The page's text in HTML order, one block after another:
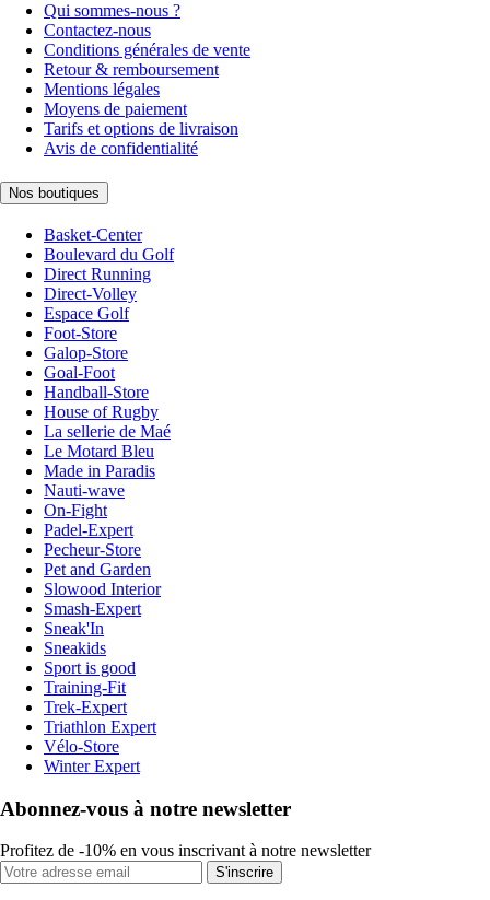
Qui sommes-nous ?
Contactez-nous
Conditions générales de vente
Retour & remboursement
Mentions légales
Moyens de paiement
Tarifs et options de livraison
Avis de confidentialité
Nos boutiques
Basket-Center
Boulevard du Golf
Direct Running
Direct-Volley
Espace Golf
Foot-Store
Galop-Store
Goal-Foot
Handball-Store
House of Rugby
La sellerie de Maé
Le Motard Bleu
Made in Paradis
Nauti-wave
On-Fight
Padel-Expert
Pecheur-Store
Pet and Garden
Slowood Interior
Smash-Expert
Sneak'In
Sneakids
Sport is good
Training-Fit
Trek-Expert
Triathlon Expert
Vélo-Store
Winter Expert
Abonnez-vous à notre newsletter
Profitez de -10% en vous inscrivant à notre newsletter
S'inscrire